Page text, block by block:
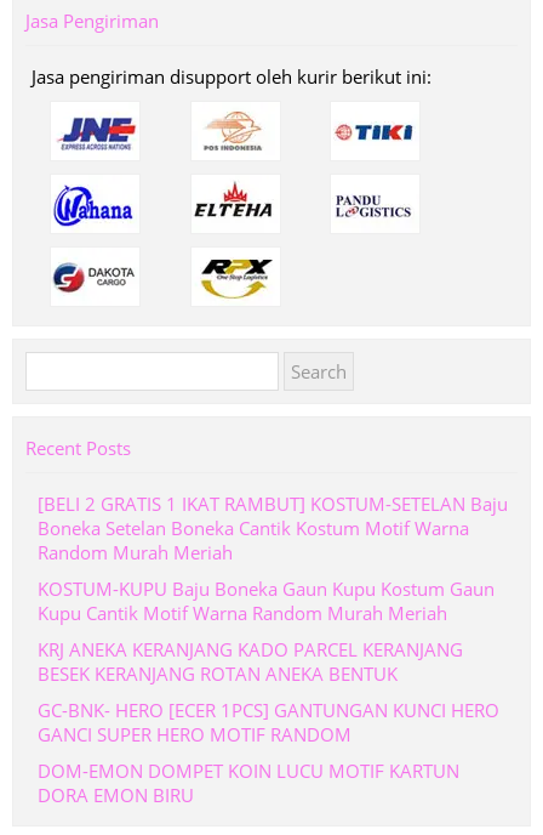
Jasa Pengiriman
Jasa pengiriman disupport oleh kurir berikut ini:
for:
Recent Posts
[BELI 2 GRATIS 1 IKAT RAMBUT] KOSTUM-SETELAN Baju
Boneka Setelan Boneka Cantik Kostum Motif Warna
Random Murah Meriah
KOSTUM-KUPU Baju Boneka Gaun Kupu Kostum Gaun
Kupu Cantik Motif Warna Random Murah Meriah
KRJ ANEKA KERANJANG KADO PARCEL KERANJANG
BESEK KERANJANG ROTAN ANEKA BENTUK
GC-BNK- HERO [ECER 1PCS] GANTUNGAN KUNCI HERO
GANCI SUPER HERO MOTIF RANDOM
DOM-EMON DOMPET KOIN LUCU MOTIF KARTUN
DORA EMON BIRU